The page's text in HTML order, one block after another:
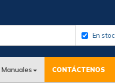
En
Manuales CONTÁCTENOS